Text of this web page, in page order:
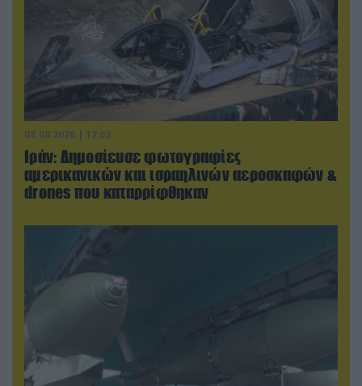
08.08.2026 | 12:02
Ιράν: Δημοσίευσε φωτογραφίες
αμερικανικών και ισραηλινών αεροσκαφών &
drones που καταρρίφθηκαν